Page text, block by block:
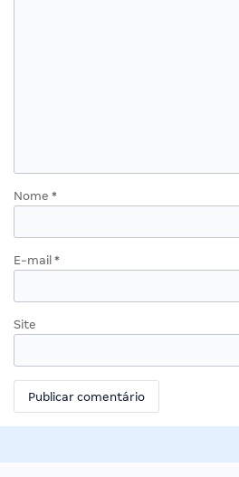
Nome *
E-mail *
Site